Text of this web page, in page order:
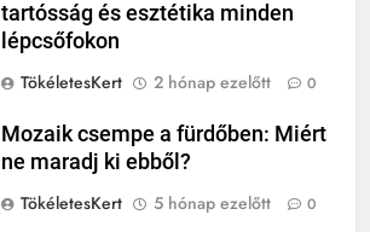
tartósság és esztétika minden
lépcsőfokon
TökéletesKert
2 hónap ezelőtt 0
Mozaik csempe a fürdőben: Miért
ne maradj ki ebből?
TökéletesKert
5 hónap ezelőtt 0